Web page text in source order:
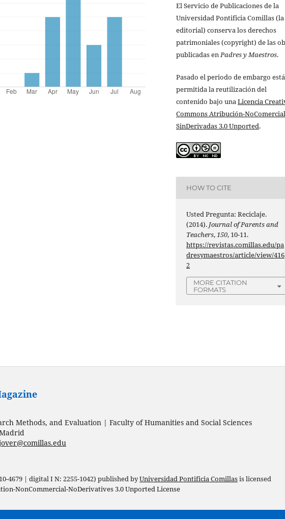
El Servicio de Publicaciones de la
Universidad Pontificia Comillas (la
editorial) conserva los derechos
patrimoniales (copyright) de las
publicadas enPadres y Maestros.
Pasado el periodo de embargo está
permitida la reutilización del
contenido bajo unaLicencia
Commons Atribución-
SinDerivadas 3.0 Unported.
HOW TO CITE
Usted Pregunta: Reciclaje.
(2014). Journal of Parents and
Teachers,150, 10-11.
https://revistas.comillas.edu/pa
dresymaestros/article/view/416
2
MORE CITATION
FORMATS
Methods, and Evaluation | Faculty of Humanities and Social Sciences
4679 | digital I N: 2255-1042) published byUniversidad Pontificia Comillasis licensed
NonCommercial-NoDerivatives 3.0 Unported License